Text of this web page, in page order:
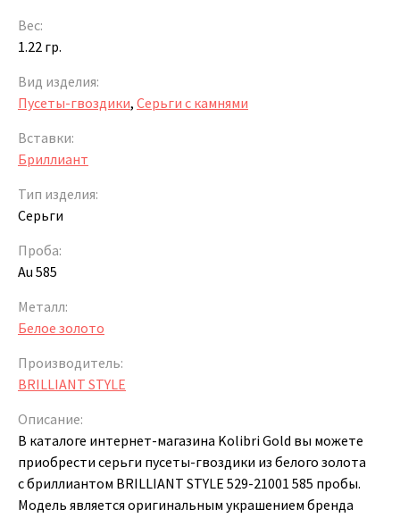
Вес:
1.22 гр.
Вид изделия:
Пусеты-гвоздики, Серьги с камнями
Вставки:
Бриллиант
Тип изделия:
Серьги
Проба:
Au 585
Металл:
Белое золото
Производитель:
BRILLIANT STYLE
Описание:
В каталоге интернет-магазина Kolibri Gold вы можете
приобрести серьги пусеты-гвоздики из белого золота
с бриллиантом BRILLIANT STYLE 529-21001 585 пробы.
Модель является оригинальным украшением бренда